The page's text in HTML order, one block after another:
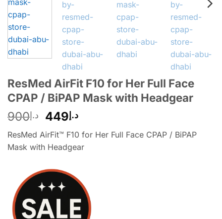
ResMed AirFit F10 for Her Full Face
CPAP / BiPAP Mask with Headgear
د.إ900 د.إ 449
ResMed AirFit™ F10 for Her Full Face CPAP / BiPAP
Mask with Headgear